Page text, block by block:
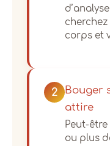
corps et
2
Bouger
attire
Peut-être
ou plus